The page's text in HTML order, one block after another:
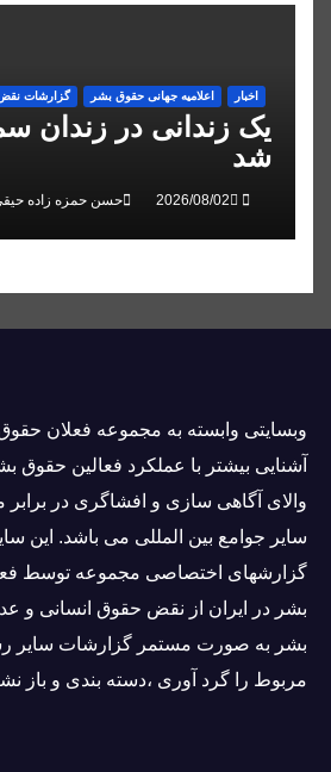
اخبار اعلاميه جهانی حقوق بشر گزارشات
یک زندانی در زندان
شد
حسن حمزه زاده
وبسايتى وابسته به مجموعه فعلان
آشنایی بيشتر با عملکرد فعالین حقوق
والاى آگاهى سازی و افشاگرى در
ساير جوامع بین المللى می باشد. این
گزارشهای اختصاصی مجموعه توسط
بشر در ایران از نقض حقوق انسانی و عدم
بشر به صورت مستمر گزارشات سایر
مربوط را گرد آوری ،دسته بندی و باز